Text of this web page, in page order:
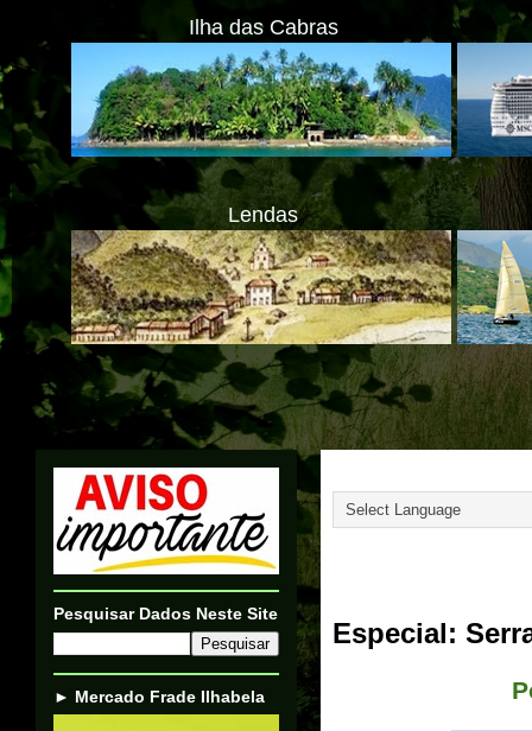
Ilha das Cabras
Lendas
Especial:
Pesquisar Dados Neste Site
► Mercado Frade Ilhabela